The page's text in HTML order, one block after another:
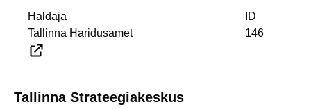
Haldaja
Tallinna Haridusamet
ID
146
Tallinna Strateegiakeskus